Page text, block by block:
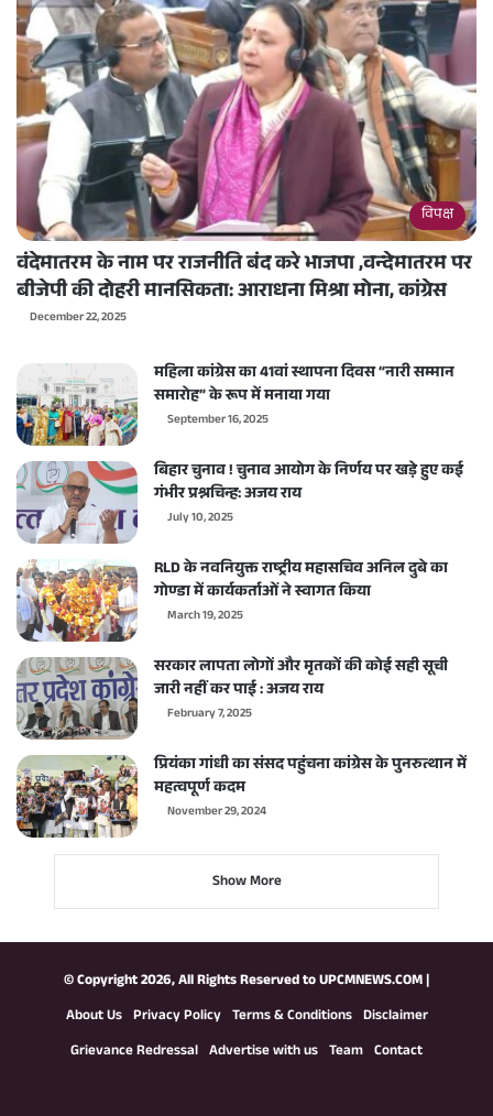
विपक्ष
वंदेमातरम के नाम पर राजनीति बंद करे भाजपा ,वन्देमातरम पर
बीजेपी की दोहरी मानसिकता: आराधना मिश्रा मोना, कांग्रेस
December 22, 2025
महिला कांग्रेस का 41वां स्थापना दिवस “नारी सम्मान
समारोह” के रूप में मनाया गया
September 16, 2025
बिहार चुनाव ! चुनाव आयोग के निर्णय पर खड़े हुए कई
गंभीर प्रश्नचिन्ह: अजय राय
July 10, 2025
RLD के नवनियुक्त राष्ट्रीय महासचिव अनिल दुबे का
गोण्डा में कार्यकर्ताओं ने स्वागत किया
March 19, 2025
सरकार लापता लोगों और मृतकों की कोई सही सूची
जारी नहीं कर पाई : अजय राय
February 7, 2025
प्रियंका गांधी का संसद पहुंचना कांग्रेस के पुनरुत्थान में
महत्वपूर्ण कदम
November 29, 2024
Show More
© Copyright 2026, All Rights Reserved toUPCMNEWS.COM|
About Us Privacy Policy Terms & Conditions Disclaimer
Grievance Redressal Advertise with us Team Contact